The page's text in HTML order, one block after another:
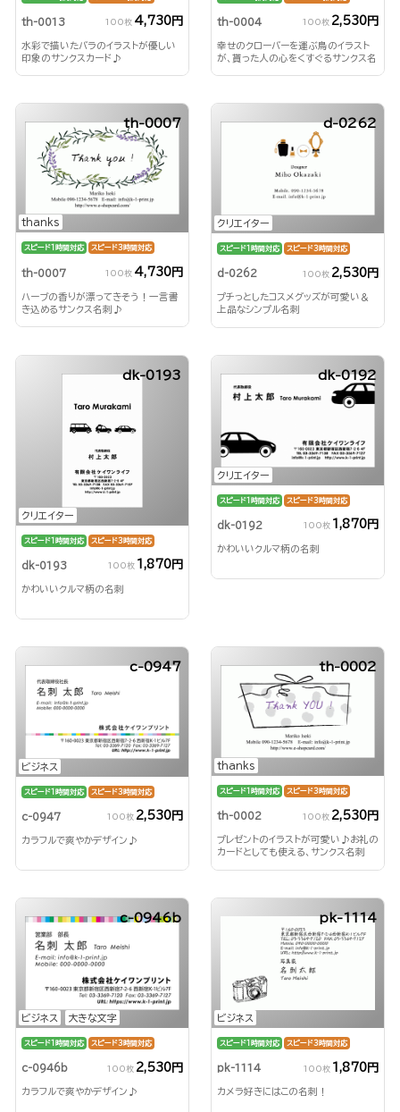
th-0013 100枚 4,730円
水彩で描いたバラのイラストが優しい
印象のサンクスカード♪
th-0004 100枚 2,530円
幸せのクローバーを運ぶ鳥のイラスト
が、貰った人の心をくすぐるサンクス名
thanks
th-0007
スピード1時間対応 スピード3時間対応
th-0007 100枚 4,730円
ハーブの香りが漂ってきそう！一言書
き込めるサンクス名刺♪
クリエイター
d-0262
スピード1時間対応 スピード3時間対応
d-0262 100枚 2,530円
プチっとしたコスメグッズが可愛い＆
上品なシンプル名刺
クリエイター
dk-0193
スピード1時間対応 スピード3時間対応
dk-0193 100枚 1,870円
かわいいクルマ柄の名刺
クリエイター
dk-0192
スピード1時間対応 スピード3時間対応
dk-0192 100枚 1,870円
かわいいクルマ柄の名刺
ビジネス
c-0947
スピード1時間対応 スピード3時間対応
c-0947 100枚 2,530円
カラフルで爽やかデザイン♪
thanks
th-0002
スピード1時間対応 スピード3時間対応
th-0002 100枚 2,530円
プレゼントのイラストが可愛い♪お礼の
カードとしても使える、サンクス名刺
ビジネス 大きな文字
c-0946b
スピード1時間対応 スピード3時間対応
c-0946b 100枚 2,530円
カラフルで爽やかデザイン♪
ビジネス
pk-1114
スピード1時間対応 スピード3時間対応
pk-1114 100枚 1,870円
カメラ好きにはこの名刺！